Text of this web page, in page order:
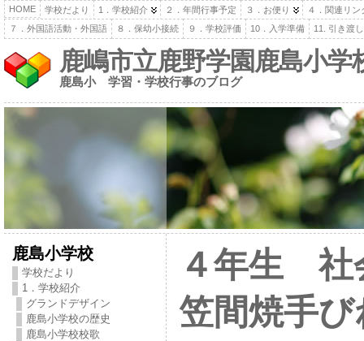
HOME 学校だより 1．学校紹介 ２．年間行事予定 ３．お便り
４．関連リン
７．外国語活動・外国語
８．保幼小接続 ９．学校評価 10．入学準備 11. 引き渡
鹿嶋市立鹿野学園鹿島小学
鹿島小 学習・学校行事のブログ
鹿島小学校
学校だより
1．学校紹介
グランドデザイン
鹿島小学校の歴史
鹿島小学校校歌
４年生
笠間焼手